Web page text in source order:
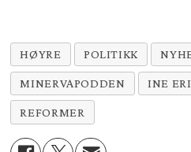
HØYRE POLITIKK
MINERVAPODDEN INE
REFORMER